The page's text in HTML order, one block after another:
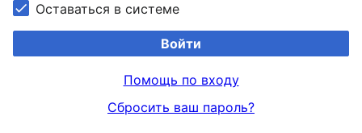
Оставаться в системе
Войти
Помощь по входу
Сбросить ваш пароль?